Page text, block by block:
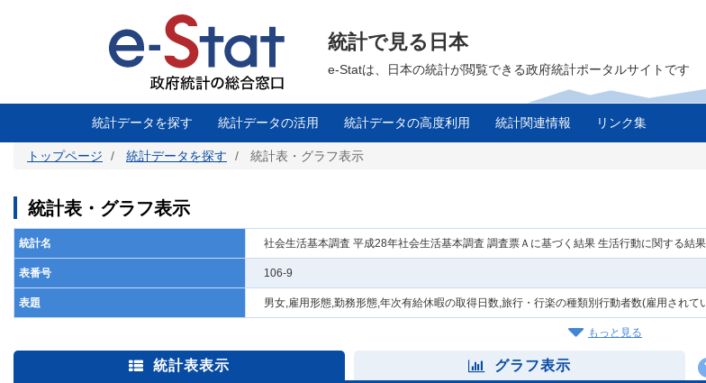
に
統計で見る日本
e-Statは、日本の統計が閲覧できる政府統計ポータルサイトです
統計データを探す 統計データの活用 統計データの高度利用 統計関連情報 リンク集
トップページ 統計データを探す 統計表・グラフ表示
統計表・グラフ表示
統計名 社会生活基本調査 平成28年社会生活基本調査 調査票Ａに基づく結果 生活行動に関する結
表番号 106-9
表題 男女,雇用形態,勤務形態,年次有給休暇の取得日数,旅行・行楽の種類別行動者数(雇用されて
もっと見る
統計表表示 グラフ表示